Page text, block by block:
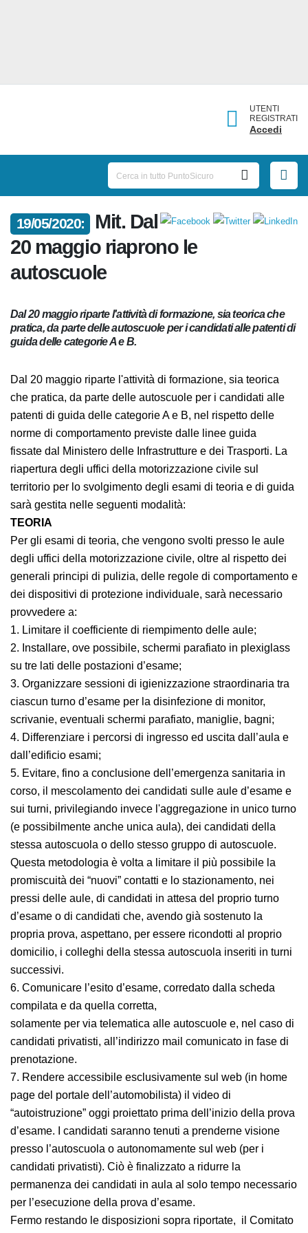
UTENTI
REGISTRATI
Accedi
19/05/2020:
Mit.
Dal 20 maggio riaprono le
autoscuole
Dal 20 maggio riparte l'attività di formazione, sia teorica
che pratica, da parte delle autoscuole per i candidati alle
patenti di guida delle categorie A e B.
Dal 20 maggio riparte l'attività di formazione, sia
teorica che pratica, da parte delle autoscuole per i
candidati alle patenti di guida delle categorie A e B, nel
rispetto delle norme di comportamento previste dalle
linee guida fissate dal Ministero delle Infrastrutture e
dei Trasporti. La riapertura degli uffici della
motorizzazione civile sul territorio per lo svolgimento
degli esami di teoria e di guida sarà gestita nelle
seguenti modalità:
TEORIA
Per gli esami di teoria, che vengono svolti
presso le aule degli uffici della motorizzazione civile,
oltre al rispetto dei generali principi di pulizia, delle
regole di comportamento e dei dispositivi di
protezione individuale, sarà necessario provvedere a:
1. Limitare il coefficiente di riempimento delle aule;
2. Installare, ove possibile, schermi parafiato in
plexiglass su tre lati delle postazioni d’esame;
3. Organizzare sessioni di igienizzazione straordinaria
tra ciascun turno d’esame per la disinfezione di
monitor, scrivanie, eventuali schermi parafiato,
maniglie, bagni;
4. Differenziare i percorsi di ingresso ed uscita dall’aula
e dall’edificio esami;
5. Evitare, fino a conclusione dell’emergenza sanitaria
in corso, il mescolamento dei candidati sulle aule
d’esame e sui turni, privilegiando invece l'aggregazione
in unico turno (e possibilmente anche unica aula), dei
candidati della stessa autoscuola o dello stesso gruppo
di autoscuole. Questa metodologia è volta a limitare il
più possibile la promiscuità dei “nuovi” contatti e lo
stazionamento, nei pressi delle aule, di candidati in
attesa del proprio turno d’esame o di candidati che,
avendo già sostenuto la propria prova, aspettano, per
essere ricondotti al proprio domicilio, i colleghi della
stessa autoscuola inseriti in turni successivi.
6. Comunicare l’esito d’esame, corredato dalla scheda
compilata e da quella corretta,
solamente per via telematica alle autoscuole e, nel
caso di candidati privatisti, all’indirizzo mail comunicato
in fase di prenotazione.
7. Rendere accessibile esclusivamente sul web (in
home page del portale dell’automobilista) il video di
“autoistruzione” oggi proiettato prima dell’inizio della
prova d’esame. I candidati saranno tenuti a prenderne
visione presso l’autoscuola o autonomamente sul web
(per i candidati privatisti). Ciò è finalizzato a ridurre la
permanenza dei candidati in aula al solo tempo